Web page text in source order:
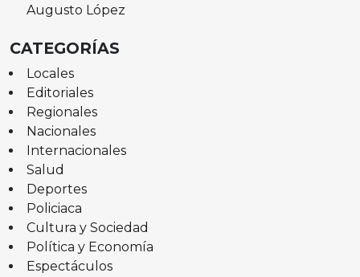
Augusto López
CATEGORÍAS
Locales
Editoriales
Regionales
Nacionales
Internacionales
Salud
Deportes
Policiaca
Cultura y Sociedad
Política y Economía
Espectáculos